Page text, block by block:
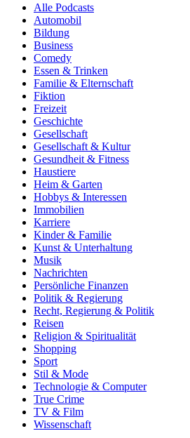
Alle Podcasts
Automobil
Bildung
Business
Comedy
Essen & Trinken
Familie & Elternschaft
Fiktion
Freizeit
Geschichte
Gesellschaft
Gesellschaft & Kultur
Gesundheit & Fitness
Haustiere
Heim & Garten
Hobbys & Interessen
Immobilien
Karriere
Kinder & Familie
Kunst & Unterhaltung
Musik
Nachrichten
Persönliche Finanzen
Politik & Regierung
Recht, Regierung & Politik
Reisen
Religion & Spiritualität
Shopping
Sport
Stil & Mode
Technologie & Computer
True Crime
TV & Film
Wissenschaft